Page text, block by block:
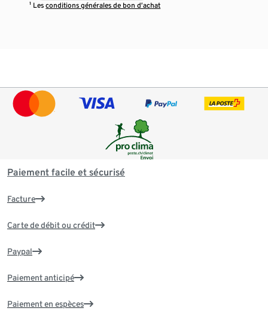
¹ Lesconditions générales de bon d’achat
Paiement facile et sécurisé
Facture
Carte de débit ou crédit
Paypal
Paiement anticipé
Paiement en espèces